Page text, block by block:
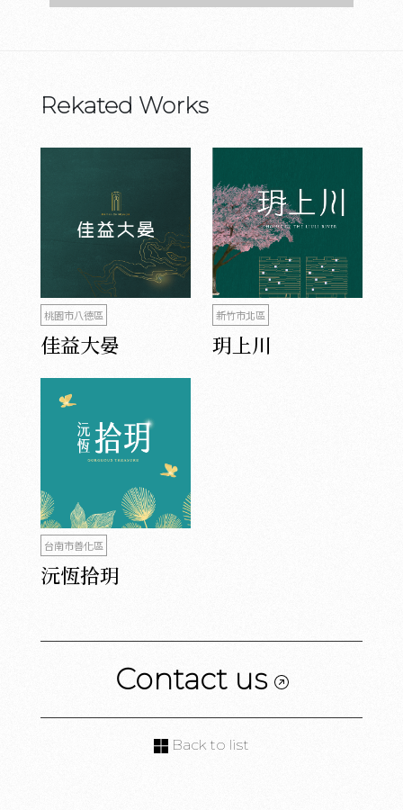
Rekated Works
桃園市八德區
佳益大晏
新竹市北區
玥上川
台南市善化區
沅恆拾玥
Contact us
Back to list